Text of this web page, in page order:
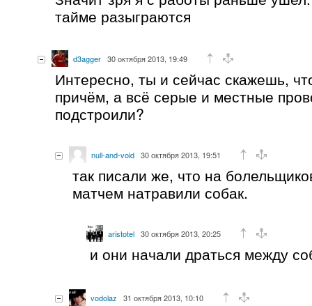
тайме разыграются
d3agger 30 октября 2013, 19:49
Интересно, ты и сейчас скажешь,
причём, а всё серые и местные
подстроили?
null-and-void 30 октября 2013, 19:51
так писали же, что на
матчем натравили собак.
aristotel 30 октября 2013, 20:25
и они начали драться между
vodolaz 31 октября 2013, 10:10